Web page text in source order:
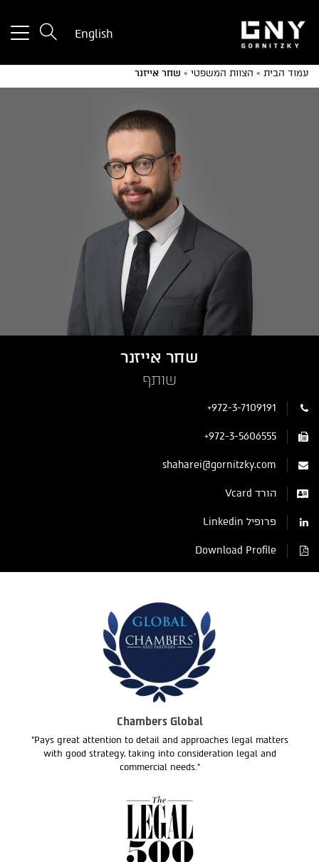
English
עמוד הבית » הצוות המשפטי » שחר אייזנר
שחר אייזנר
שותף
+972-3-7109191
+972-3-5606555
shaharei@gornitzky.com
הורד Vcard
פרופיל Linkedin
Download Profile
Chambers Global
"Pays great attention to detail and approaches legal matters
with good strategy, taking into consideration legal and
commercial needs."